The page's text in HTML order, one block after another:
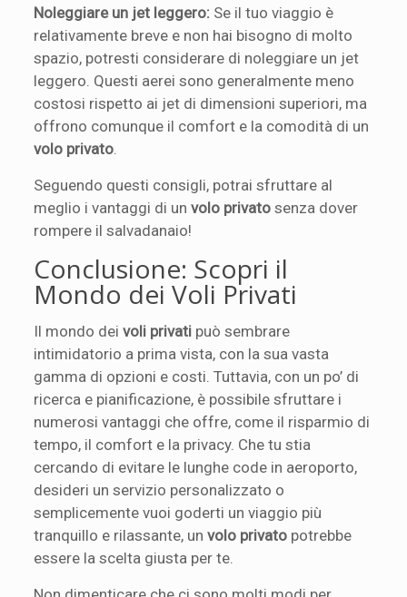
Noleggiare un jet leggero: Se il tuo viaggio è
relativamente breve e non hai bisogno di molto
spazio, potresti considerare di noleggiare un jet
leggero. Questi aerei sono generalmente meno
costosi rispetto ai jet di dimensioni superiori, ma
offrono comunque il comfort e la comodità di un
volo privato
Seguendo questi consigli, potrai sfruttare al
meglio i vantaggi di unvolo privato senza dover
rompere il salvadanaio!
Conclusione: Scopri il
Mondo dei Voli Privati
Il mondo deivoli privati può sembrare
intimidatorio a prima vista, con la sua vasta
gamma di opzioni e costi. Tuttavia, con un po’ di
ricerca e pianificazione, è possibile sfruttare i
numerosi vantaggi che offre, come il risparmio di
tempo, il comfort e la privacy. Che tu stia
cercando di evitare le lunghe code in aeroporto,
desideri un servizio personalizzato o
semplicemente vuoi goderti un viaggio più
tranquillo e rilassante, unvolo privato potrebbe
essere la scelta giusta per te.